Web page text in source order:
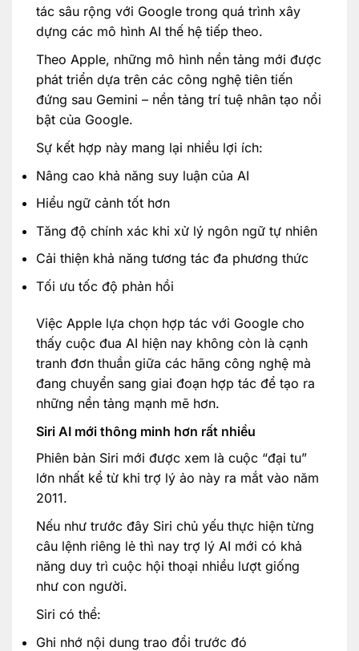
tác sâu rộng với Google trong quá trình xây
dựng các mô hình AI thế hệ tiếp theo.
Theo Apple, những mô hình nền tảng mới được
phát triển dựa trên các công nghệ tiên tiến
đứng sau Gemini – nền tảng trí tuệ nhân tạo nổi
bật của Google.
Sự kết hợp này mang lại nhiều lợi ích:
Nâng cao khả năng suy luận của AI
Hiểu ngữ cảnh tốt hơn
Tăng độ chính xác khi xử lý ngôn ngữ tự nhiên
Cải thiện khả năng tương tác đa phương thức
Tối ưu tốc độ phản hồi
Việc Apple lựa chọn hợp tác với Google cho
thấy cuộc đua AI hiện nay không còn là cạnh
tranh đơn thuần giữa các hãng công nghệ mà
đang chuyển sang giai đoạn hợp tác để tạo ra
những nền tảng mạnh mẽ hơn.
Siri AI mới thông minh hơn rất nhiều
Phiên bản Siri mới được xem là cuộc “đại tu”
lớn nhất kể từ khi trợ lý ảo này ra mắt vào năm
2011.
Nếu như trước đây Siri chủ yếu thực hiện từng
câu lệnh riêng lẻ thì nay trợ lý AI mới có khả
năng duy trì cuộc hội thoại nhiều lượt giống
như con người.
Siri có thể:
Ghi nhớ nội dung trao đổi trước đó